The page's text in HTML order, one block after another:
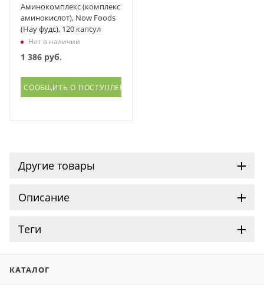
Аминокомплекс (комплекс
аминокислот), Now Foods
(Нау фудс), 120 капсул
Нет в наличии
1 386 руб.
СООБЩИТЬ О ПОСТУПЛЕНИИ
Другие товары
Описание
Теги
КАТАЛОГ